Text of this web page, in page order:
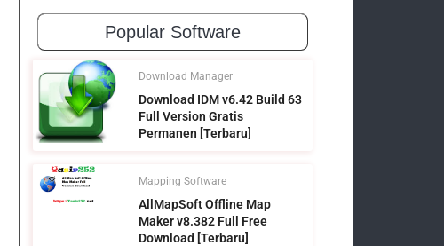
Popular Software
Download Manager
Download IDM v6.42 Build 63
Full Version Gratis
Permanen [Terbaru]
Mapping Software
AllMapSoft Offline Map
Maker v8.382 Full Free
Download [Terbaru]